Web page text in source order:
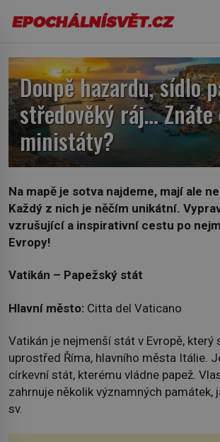
Doupě hazardu, sídlo
středověký ráj… Znáte
ministáty?
Na mapě je sotva najdeme, mají ale
Každý z nich je něčím unikátní.
vzrušující a inspirativní cestu po
Evropy!
Vatikán – Papežský stát
Hlavní město: Citta del Vaticano
Vatikán je nejmenší stát v Evropě, který
uprostřed Říma, hlavního města Itálie.
církevní stát, kterému vládne papež.
zahrnuje několik významných památek,
sv.